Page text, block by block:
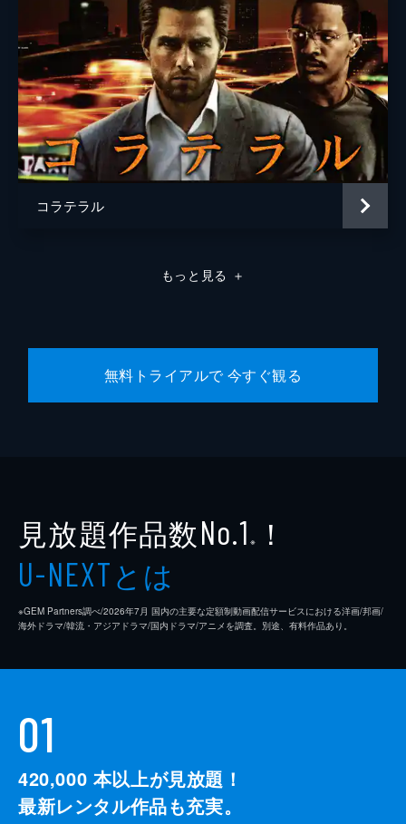
コラテラル
もっと見る ＋
無料トライアルで 今すぐ観る
見放題作品数No.1 ※ ！
U-NEXTとは
※GEM Partners調べ/2026年7⽉ 国内の主要な定額制動画配信サービスにおける洋画/邦画/
海外ドラマ/韓流・アジアドラマ/国内ドラマ/アニメを調査。別途、有料作品あり。
01
420,000 本以上が見放題！
最新レンタル作品も充実。